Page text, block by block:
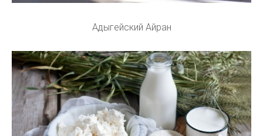
Адыгейский Айран